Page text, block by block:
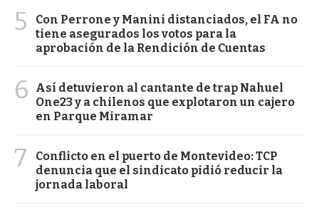
5
Con Perrone y Manini distanciados, el FA no
tiene asegurados los votos para la
aprobación de la Rendición de Cuentas
6
Así detuvieron al cantante de trap Nahuel
One23 y a chilenos que explotaron un cajero
en Parque Miramar
7
Conflicto en el puerto de Montevideo: TCP
denuncia que el sindicato pidió reducir la
jornada laboral